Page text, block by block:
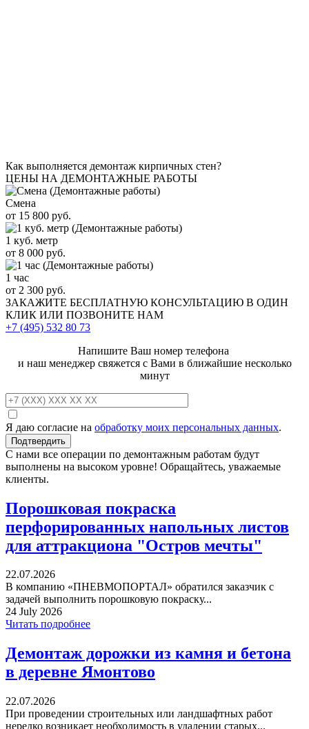
Как выполняется демонтаж кирпичных стен?
ЦЕНЫ НА ДЕМОНТАЖНЫЕ РАБОТЫ
Смена
от 15 800 руб.
1 куб. метр
от 8 000 руб.
1 час
от 2 300 руб.
ЗАКАЖИТЕ БЕСПЛАТНУЮ КОНСУЛЬТАЦИЮ В ОДИН
КЛИК ИЛИ ПОЗВОНИТЕ НАМ
+7 (495) 532 80 73
Напишите Ваш номер телефона
и наш менеджер свяжется с Вами в ближайшие несколько
минут
Я даю согласие на обработку моих персональных данных.
С нами все операции по демонтажным работам будут
выполнены на высоком уровне! Обращайтесь, уважаемые
клиенты.
Порошковая покраска
перфорированных напольных листов
для аттракциона "Остров мечты"
22.07.2026
В компанию «ПНЕВМОПОРТАЛ» обратился заказчик с
задачей выполнить порошковую покраску...
24 July 2026
Читать подробнее
Демонтаж дорожки из камня и бетона
в деревне Ямонтово
22.07.2026
При проведении строительных или ландшафтных работ
нередко возникает необходимость в удалении старых...